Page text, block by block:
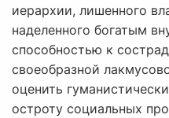
иерархии, лишенного
наделенного богатым
способностью к
своеобразной
оценить
остроту социальных